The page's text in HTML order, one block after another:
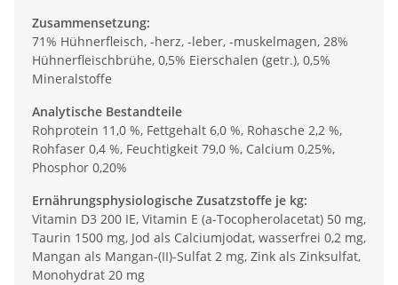
Zusammensetzung:
71% Hühnerfleisch, -herz, -leber, -muskelmagen, 28%
Hühnerfleischbrühe, 0,5% Eierschalen (getr.), 0,5%
Mineralstoffe
Analytische Bestandteile
Rohprotein 11,0 %, Fettgehalt 6,0 %, Rohasche 2,2 %,
Rohfaser 0,4 %, Feuchtigkeit 79,0 %, Calcium 0,25%,
Phosphor 0,20%
Ernährungsphysiologische Zusatzstoffe je kg:
Vitamin D3 200 IE, Vitamin E (a-Tocopherolacetat) 50 mg,
Taurin 1500 mg, Jod als Calciumjodat, wasserfrei 0,2 mg,
Mangan als Mangan-(II)-Sulfat 2 mg, Zink als Zinksulfat,
Monohydrat 20 mg